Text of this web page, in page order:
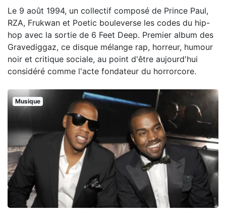
Le 9 août 1994, un collectif composé de Prince Paul,
RZA, Frukwan et Poetic bouleverse les codes du hip-
hop avec la sortie de 6 Feet Deep. Premier album des
Gravediggaz, ce disque mélange rap, horreur, humour
noir et critique sociale, au point d'être aujourd'hui
considéré comme l'acte fondateur du horrorcore.
Musique